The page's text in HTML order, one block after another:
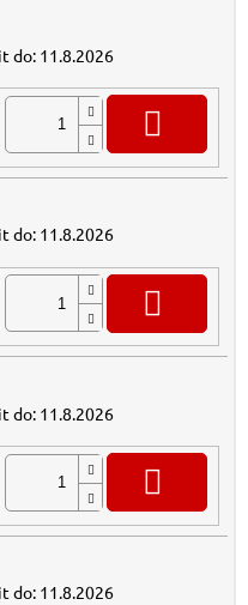
do: 11.8.2026
do: 11.8.2026
do: 11.8.2026
do: 11.8.2026